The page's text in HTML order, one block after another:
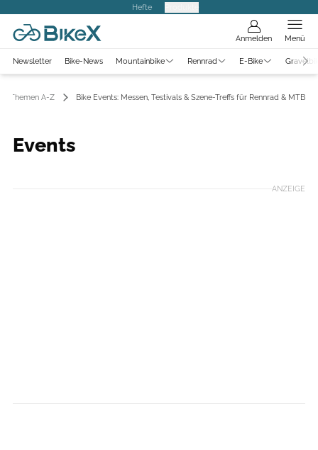
Hefte
Anmelden Menü
Newsletter Bike-News Mountainbike Rennrad E-Bike
Themen A-Z Bike Events: Messen, Testivals & Szene-Treffs für Rennrad & MTB
Events
ANZEIGE